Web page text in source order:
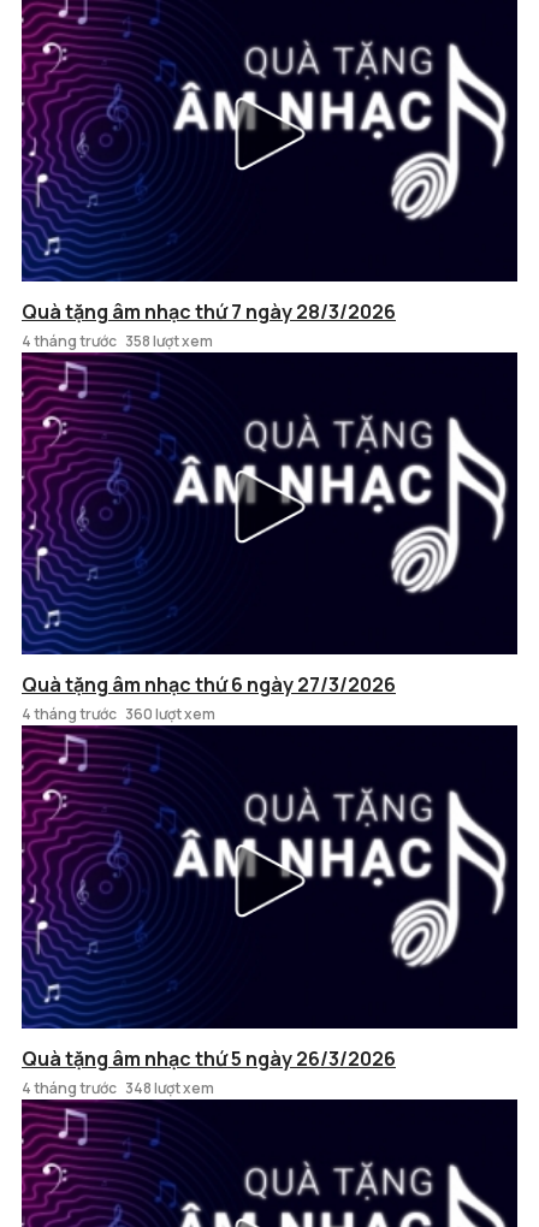
Quà tặng âm nhạc thứ 7 ngày 28/3/2026
4 tháng trước 358 lượt xem
Quà tặng âm nhạc thứ 6 ngày 27/3/2026
4 tháng trước 360 lượt xem
Quà tặng âm nhạc thứ 5 ngày 26/3/2026
4 tháng trước 348 lượt xem